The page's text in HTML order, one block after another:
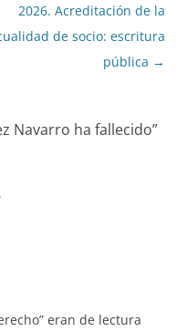
2026. Acreditación de la
de socio: escritura
pública →
Navarro ha fallecido”
eran de lectura